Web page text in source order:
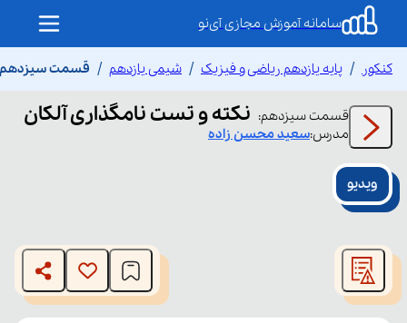
سامانه آموزش مجازی آی‌نو
کنکور پایه یازدهم ریاضی و فیزیک شیمی یازدهم قسمت سیزدهم
قسمت سیزدهم: نکته و تست نامگذاری آلکان
مدرس:سعیدمحسن زاده
ویدیو
modal
window.
The media could not be loaded, either because the server
or network failed or because the format is not supported.